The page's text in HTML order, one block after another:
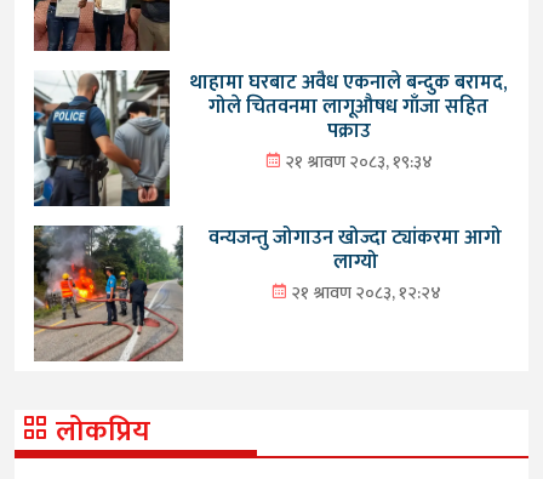
थाहामा घरबाट अवैध एकनाले बन्दुक बरामद,
गोले चितवनमा लागूऔषध गाँजा सहित
पक्राउ
२१ श्रावण २०८३, १९:३४
वन्यजन्तु जोगाउन खोज्दा ट्यांकरमा आगो
लाग्यो
२१ श्रावण २०८३, १२:२४
लोकप्रिय